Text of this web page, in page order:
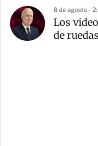
8 de agosto -
Los
de ruedas